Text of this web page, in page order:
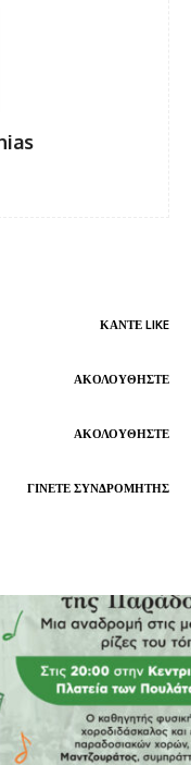
ΚΆΝΤΕ LIKE
ΑΚΟΛΟΥΘΉΣΤΕ
ΑΚΟΛΟΥΘΉΣΤΕ
ΓΊΝΕΤΕ ΣΥΝΔΡΟΜΗΤΉΣ